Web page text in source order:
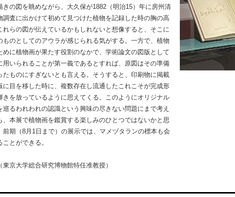
きの図を眺めながら、大久保が1882（明治15）年に房州清
調査に出かけて初めて見つけた植物を記録した時の胸の高
れらの図が伝えているかもしれないと想像すると、そこに
ものとしてのアウラが感じられる気がする。一方で、植物
めに植物画が果たす役割のなかで、学術論文の図版として
用いられることが第一義であるとすれば、原図はその準備
たものにすぎないとも言える。そうすると、印刷物に掲載
に目を移した時に、複数存在し流通したこれこそが完成形
きを放っているように思えてくる。このようにオリジナル
巡るわれわれの認識という興味の尽きない問題にまで考え
、本展で植物画を鑑賞する楽しみのひとつではないかと思
前期（8月1日まで）の展示では、マメヅタランの標本も会
とができる。
東京大学総合研究博物館特任准教授）